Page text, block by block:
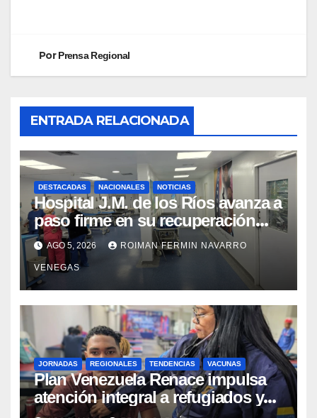
PorPrensa Regional
ENTRADA RELACIONADA
DESTACADAS NACIONALES NOTICIAS
Hospital J.M. de los Ríos avanza a
paso firme en su recuperación
tras los recientes eventos
sísmicos
AGO 5, 2026 ROIMAN FERMIN NAVARRO
VENEGAS
JORNADAS REGIONALES TENDENCIAS VACUNAS
​Plan Venezuela Renace impulsa
atención integral a refugiados y